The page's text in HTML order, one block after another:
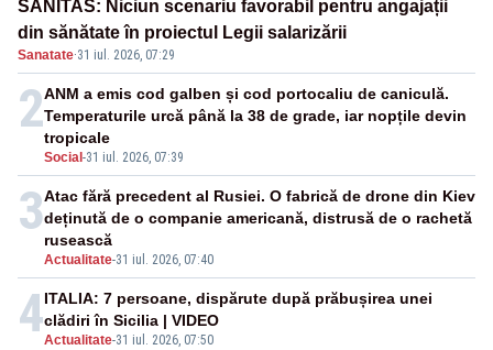
SANITAS: Niciun scenariu favorabil pentru angajații
din sănătate în proiectul Legii salarizării
Sanatate·31 iul. 2026, 07:29
2
Social -31 iul. 2026, 07:39
ANM a emis cod galben și cod portocaliu de caniculă.
Temperaturile urcă până la 38 de grade, iar nopțile devin
tropicale
3
Actualitate-31 iul. 2026, 07:40
Atac fără precedent al Rusiei. O fabrică de drone din Kiev
deținută de o companie americană, distrusă de o rachetă
rusească
4Actualitate-31 iul. 2026, 07:50
ITALIA: 7 persoane, dispărute după prăbușirea unei
clădiri în Sicilia | VIDEO